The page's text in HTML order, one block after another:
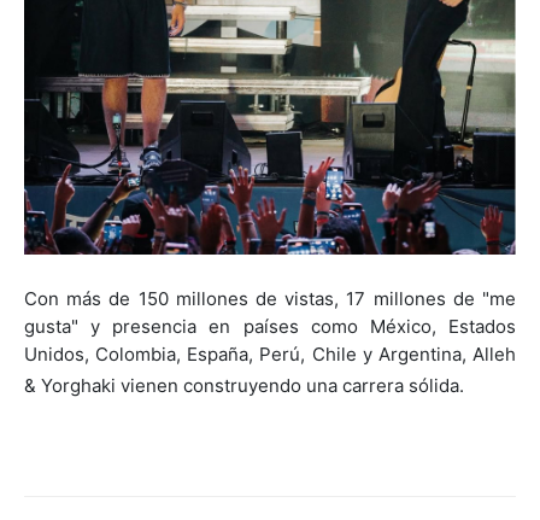
Con más de 150 millones de vistas, 17 millones de "me
gusta" y presencia en países como México, Estados
Unidos, Colombia, España, Perú, Chile y Argentina, Alleh
& Yorghaki vienen construyendo una carrera sólida.